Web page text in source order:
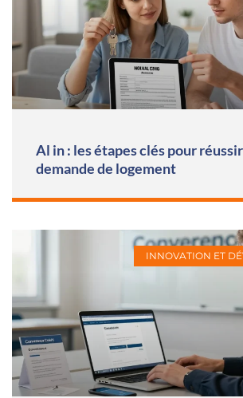
Al in : les étapes clés pour
demande de logement
INNOVATION ET